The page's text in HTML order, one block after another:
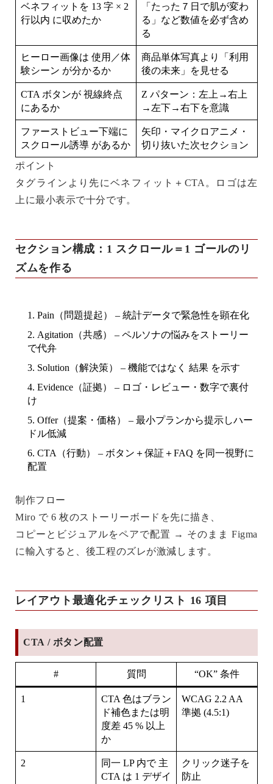
ベネフィットを 13 字 × 2
行以内 に収めたか
「たった７日で肌が変わ
る」など数値を必ず含め
る
ヒーロー画像は 使用／体
験シーン が分かるか
商品単体写真より「利用
後の未来」を見せる
CTA ボタンが 視線終点
にあるか
Z パターン：左上→右上
→左下→右下を意識
ファーストビュー下端に
スクロール誘導 があるか
矢印・マイクロアニメ・
切り抜いた次セクション
ポイント
タグラインより先にベネフィット＋CTA 。ロゴは左
上に最小表示で十分です。
セクション構成：1 スクロール＝1 ゴールのリ
ズムを作る
Pain（問題提起）
– 統計データで緊急性を顕在化
Agitation（共感）
– ペルソナの悩みをストーリー
で代弁
Solution（解決策）
– 機能ではなく 結果 を示す
Evidence（証拠）
– ロゴ・レビュー・数字で裏付
け
Offer（提案・価格）
– 最小プランから提示しハー
ドル低減
CTA（行動）
– ボタン＋保証＋FAQ を同一視野に
配置
制作フロー
Miro で 6 枚のストーリーボードを先に描き、
コピーとビジュアルをペアで配置 → そのまま Figma
に輸入すると、後工程のズレが激減します。
レイアウト最適化チェックリスト 16 項目
CTA / ボタン配置
# 質問 “OK” 条件
1
CTA 色はブラン
ド補色または明
度差 45 % 以上
か
WCAG 2.2 AA
準拠 (4.5:1)
2 同一 LP 内で 主
CTA は 1 デザイ
クリック迷子を
防止